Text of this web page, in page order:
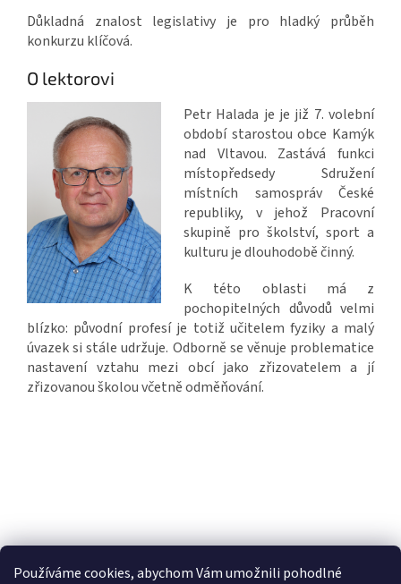
Používáme cookies, abychom Vám umožnili pohodlné
Důkladná znalost legislativy je pro hladký průběh
konkurzu klíčová.
O lektorovi
Petr Halada je je již 7. volební
období starostou obce Kamýk
nad Vltavou. Zastává funkci
místopředsedy Sdružení
místních samospráv České
republiky, v jehož Pracovní
skupině pro školství, sport a
kulturu je dlouhodobě činný.
K této oblasti má z
pochopitelných důvodů velmi
blízko: původní profesí je totiž učitelem fyziky a malý
úvazek si stále udržuje. Odborně se věnuje problematice
nastavení vztahu mezi obcí jako zřizovatelem a jí
zřizovanou školou včetně odměňování.